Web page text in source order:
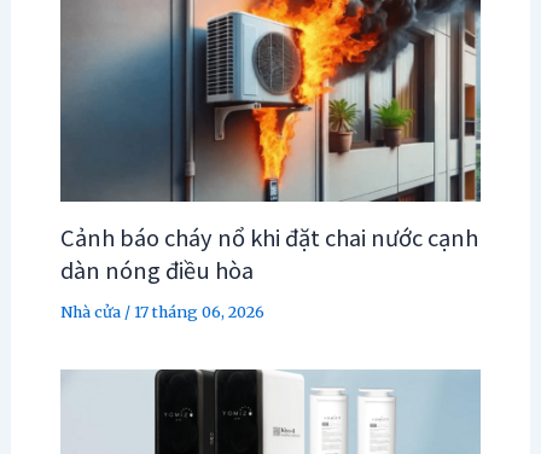
Cảnh báo cháy nổ khi đặt chai nước cạnh
dàn nóng điều hòa
Nhà cửa/17 tháng 06, 2026